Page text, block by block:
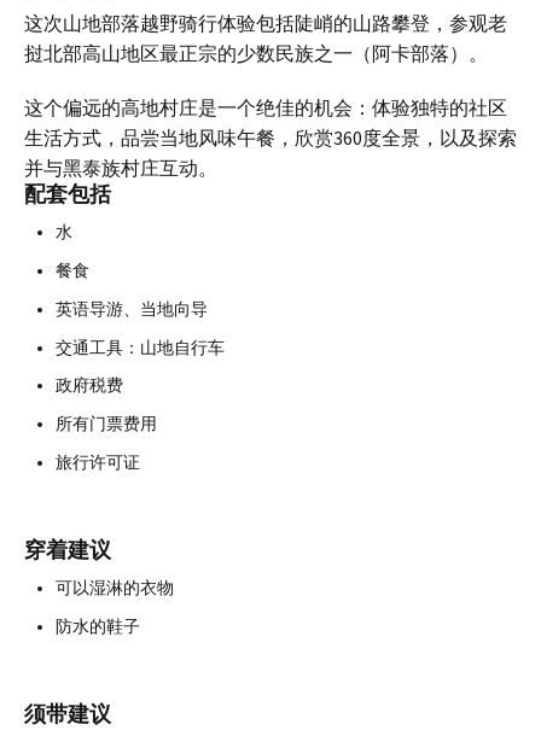
这次山地部落越野骑行体验包括陡峭的山路攀登，参观老
挝北部高山地区最正宗的少数民族之一（阿卡部落）。
这个偏远的高地村庄是一个绝佳的机会：体验独特的社区
生活方式，品尝当地风味午餐，欣赏360度全景，以及探索
并与黑泰族村庄互动。
配套包括
水
餐食
英语导游、当地向导
交通工具：山地自行车
政府税费
所有门票费用
旅行许可证
穿着建议
可以湿淋的衣物
防水的鞋子
须带建议